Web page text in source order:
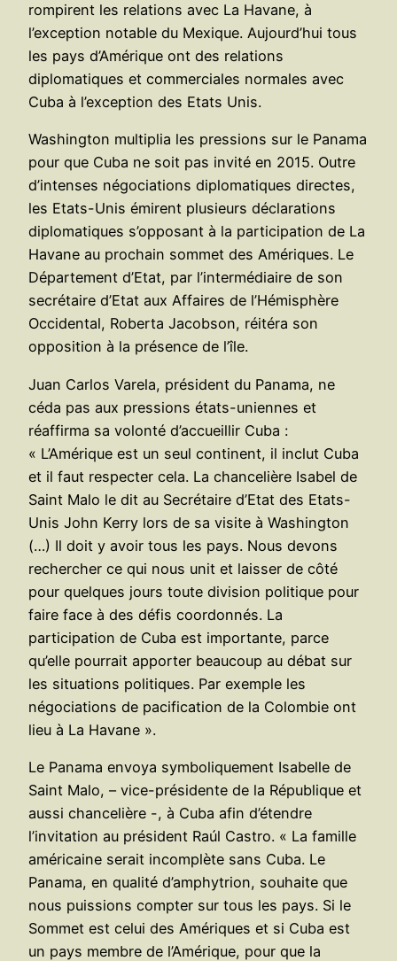
rompirent les relations avec La Havane, à
l’exception notable du Mexique. Aujourd’hui tous
les pays d’Amérique ont des relations
diplomatiques et commerciales normales avec
Cuba à l’exception des Etats Unis.
Washington multiplia les pressions sur le Panama
pour que Cuba ne soit pas invité en 2015. Outre
d’intenses négociations diplomatiques directes,
les Etats-Unis émirent plusieurs déclarations
diplomatiques s’opposant à la participation de La
Havane au prochain sommet des Amériques. Le
Département d’Etat, par l’intermédiaire de son
secrétaire d’Etat aux Affaires de l’Hémisphère
Occidental, Roberta Jacobson, réitéra son
opposition à la présence de l’île.
Juan Carlos Varela, président du Panama, ne
céda pas aux pressions états-uniennes et
réaffirma sa volonté d’accueillir Cuba :
« L’Amérique est un seul continent, il inclut Cuba
et il faut respecter cela. La chancelière Isabel de
Saint Malo le dit au Secrétaire d’Etat des Etats-
Unis John Kerry lors de sa visite à Washington
(…) Il doit y avoir tous les pays. Nous devons
rechercher ce qui nous unit et laisser de côté
pour quelques jours toute division politique pour
faire face à des défis coordonnés. La
participation de Cuba est importante, parce
qu’elle pourrait apporter beaucoup au débat sur
les situations politiques. Par exemple les
négociations de pacification de la Colombie ont
lieu à La Havane ».
Le Panama envoya symboliquement Isabelle de
Saint Malo, – vice-présidente de la République et
aussi chancelière -, à Cuba afin d’étendre
l’invitation au président Raúl Castro. « La famille
américaine serait incomplète sans Cuba. Le
Panama, en qualité d’amphytrion, souhaite que
nous puissions compter sur tous les pays. Si le
Sommet est celui des Amériques et si Cuba est
un pays membre de l’Amérique, pour que la